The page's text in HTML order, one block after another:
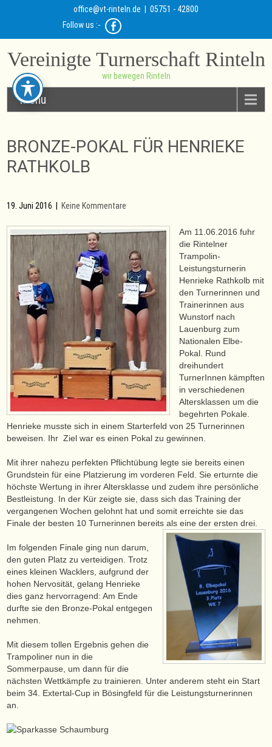
office@vt-rinteln.de | 05751 - 42800
Follow us :-
Vereinigte Turnerschaft Rinteln
wir bewegen Rinteln
Menu
BRONZE-POKAL FÜR HENRIEKE
RATHKOLB
19. Juni 2016 Keine Kommentare
Am 11.06.2016 fuhr
die Rintelner
Trampolin-
Leistungsturnerin
Henrieke Rathkolb mit
den Turnerinnen und
Trainerinnen aus
Wunstorf nach
Lauenburg zum
Nationalen Elbe-
Pokal. Rund
dreihundert
TurnerInnen kämpften
in verschiedenen
Altersklassen um die
begehrten Pokale.
Henrieke musste sich in einem Starterfeld von 25 Turnerinnen
beweisen. Ihr Ziel war es einen Pokal zu gewinnen.
Mit ihrer nahezu perfekten Pflichtübung legte sie bereits einen
Grundstein für eine Platzierung im vorderen Feld. Sie erturnte die
höchste Wertung in ihrer Altersklasse und zudem ihre persönliche
Bestleistung. In der Kür zeigte sie, dass sich das Training der
vergangenen Wochen gelohnt hat und somit erreichte sie das
Finale der besten 10 Turnerinnen bereits als eine der ersten drei.
Im folgenden Finale ging nun darum,
den guten Platz zu verteidigen. Trotz
eines kleinen Wacklers, aufgrund der
hohen Nervosität, gelang Henrieke
dies ganz hervorragend: Am Ende
durfte sie den Bronze-Pokal entgegen
nehmen.
Mit diesem tollen Ergebnis gehen die
Trampoliner nun in die
Sommerpause, um dann für die
nächsten Wettkämpfe zu trainieren. Unter anderem steht ein Start
beim 34. Extertal-Cup in Bösingfeld für die Leistungsturnerinnen
an.